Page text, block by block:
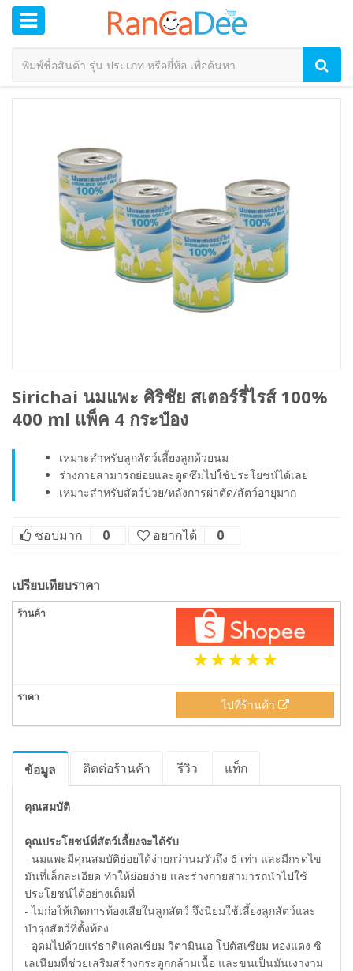
Sirichai นมแพะ ศิริชัย สเตอร์รี่ไรส์ 100%
400 ml แพ็ค 4 กระป๋อง
เหมาะสำหรับลูกสัตว์เลี้ยงลูกด้วยนม
ร่างกายสามารถย่อยและดูดซึมไปใช้ประโยชน์ได้เลย
เหมาะสำหรับสัตว์ป่วย/หลังการผ่าตัด/สัตว์อายุมาก
ชอบมาก 0 อยากได้ 0
เปรียบเทียบราคา
ไปที่ร้านค้า
ข้อมูล ติดต่อร้านค้า รีวิว แท็ก
คุณสมบัติ
คุณประโยชน์ที่สัตว์เลี้ยงจะได้รับ
- นมแพะมีคุณสมบัติย่อยได้ง่ายกว่านมวัวถึง 6 เท่า และมีกรดไข
มันที่เล็กละเอียด ทำให้ย่อยง่าย และร่างกายสามารถนำไปใช้
ประโยชน์ได้อย่างเต็มที่
- ไม่ก่อให้เกิดการท้องเสียในลูกสัตว์ จึงนิยมใช้เลี้ยงลูกสัตว์และ
บำรุงสัตว์ที่ตั้งท้อง
- อุดมไปด้วยแร่ธาติแคลเซียม วิตามินเอ โปตัสเซียม ทองแดง ซิ
เลเนียมที่ช่วยเสริมสร้างกระดูกกล้ามเนื้อ และขนเป็นมันเงางาม